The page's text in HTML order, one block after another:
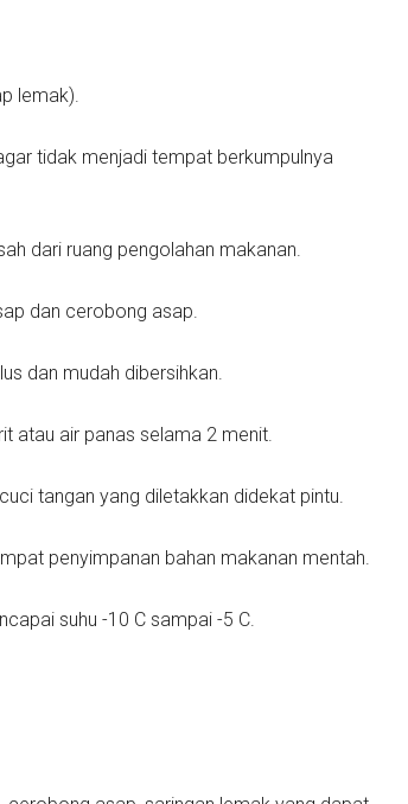
lemak).
tidak menjadi tempat berkumpulnya
dari ruang pengolahan makanan.
dan cerobong asap.
dan mudah dibersihkan.
atau air panas selama 2 menit.
tangan yang diletakkan didekat pintu.
penyimpanan bahan makanan mentah.
suhu -10 C sampai -5 C.